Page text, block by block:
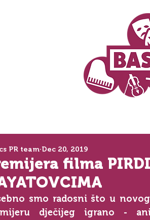
filma
PR team Dec 20, 2019
smo radosni što u
dječijeg igrano -